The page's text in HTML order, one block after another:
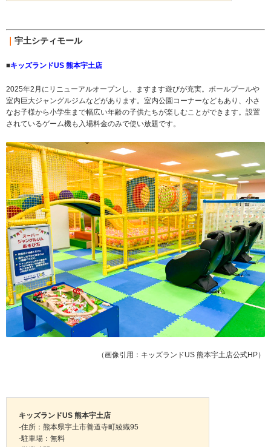
宇土シティモール
■キッズランドUS 熊本宇土店
2025年2月にリニューアルオープンし、ますます遊びが充実。ボールプールや
室内巨大ジャングルジムなどがあります。室内公園コーナーなどもあり、小さ
なお子様から小学生まで幅広い年齢の子供たちが楽しむことができます。設置
されているゲーム機も入場料金のみで使い放題です。
（画像引用：キッズランドUS 熊本宇土店公式HP）
キッズランドUS 熊本宇土店
-住所：熊本県宇土市善道寺町綾織95
-駐車場：無料